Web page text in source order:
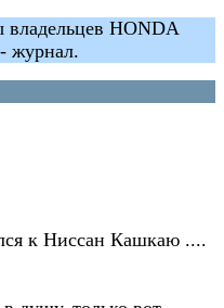
владельцев HONDA
журнал.
к Ниссан Кашкаю ....